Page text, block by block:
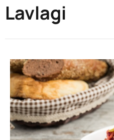
Lavlagi